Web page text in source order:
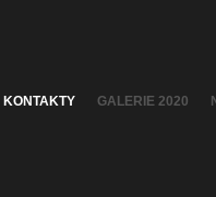
KONTAKTY GALERIE 2020